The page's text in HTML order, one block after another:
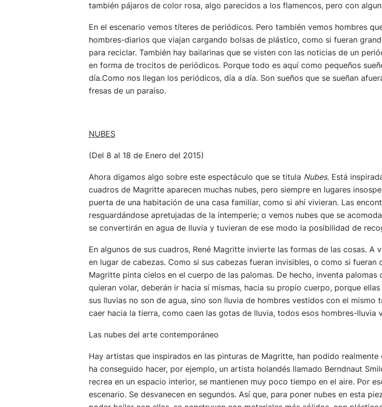
también pájaros de color rosa, algo parecidos a los flamencos, pero con
En el escenario vemos títeres de periódicos. Pero también vemos hombres
hombres-diarios que viajan cargando bolsas de plástico, como si fueran
para reciclar. También hay bailarinas que se visten con las noticias de un
en forma de trocitos de periódicos. Porque todo es aquí como pequeños
día.Como nos llegan los periódicos, día a día. Son sueños que se sueñan
fresas de un paraíso.
NUBES
(Del 8 al 18 de Enero del 2015)
Ahora digamos algo sobre este espectáculo que se titula Nubes. Está
cuadros de Magritte aparecen muchas nubes, pero siempre en lugares
puerta de una habitación de una casa familiar, como si ahí vivieran. Las
resguardándose apretujadas de la intemperie; o vemos nubes que se
se convertirán en agua de lluvia y tuvieran de ese modo la posibilidad de
En algunos de sus cuadros, René Magritte invierte las formas de las cosas. A
en lugar de cabezas. Como si sus cabezas fueran invisibles, o como si
Magritte pinta cielos en el cuerpo de las palomas. De hecho, inventa
quieran volar, deberán ir hacia sí mismas, hacia su propio cuerpo, porque
sus lluvias no son de agua, sino son lluvia de hombres vestidos con el
caer hacia la tierra, como caen las gotas de lluvia, todos esos hombres-lluvia
Las nubes del arte contemporáneo
Hay artistas que inspirados en las pinturas de Magritte, han podido
ha conseguido hacer, por ejemplo, un artista holandés llamado Berndnaut
recrea en un espacio interior, se mantienen muy poco tiempo en el aire. Por
escenario. Se desvanecen en segundos. Así que, para poner nubes en esta